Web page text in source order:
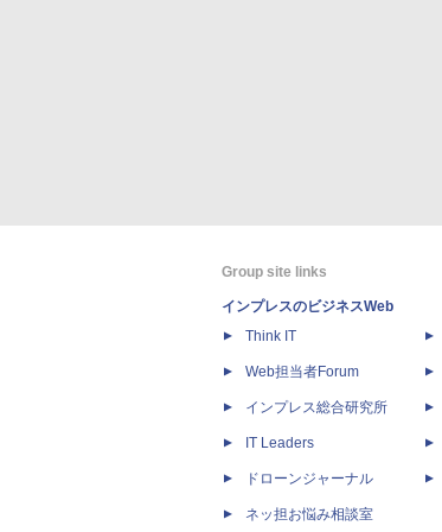
Group site links
インプレスのビジネスWeb
Think IT
Web担当者Forum
インプレス総合研究所
IT Leaders
ドローンジャーナル
ネッ担お悩み相談室